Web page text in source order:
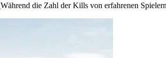
Während die Zahl der Kills von erfahrenen